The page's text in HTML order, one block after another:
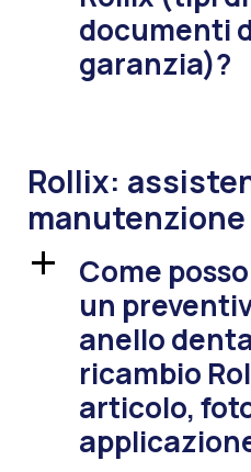
documenti
garanzia)?
Rollix:
manutenzione
a
Come
un
anello
ricambio
articolo,